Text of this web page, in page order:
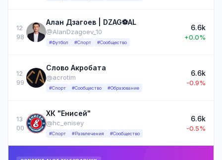
12
98
Алан Дзагоев | DZAG⚽️AL
@AlanDzagoev_10
#Футбол #Спорт #Сообщество
6.6k
+0.0%
12
99
Слово Акробата
@acrotim
#Спорт #Сообщество #Образование
6.6k
-0.9%
13
00
ХК "Енисей"
@hc_enisey
#Спорт #Развлечения #Сообщество
6.6k
-0.5%